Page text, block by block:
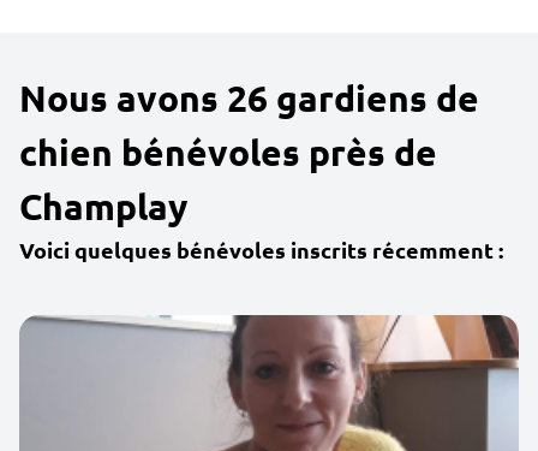
Nous avons 26 gardiens de
chien bénévoles près de
Champlay
Voici quelques bénévoles inscrits récemment :